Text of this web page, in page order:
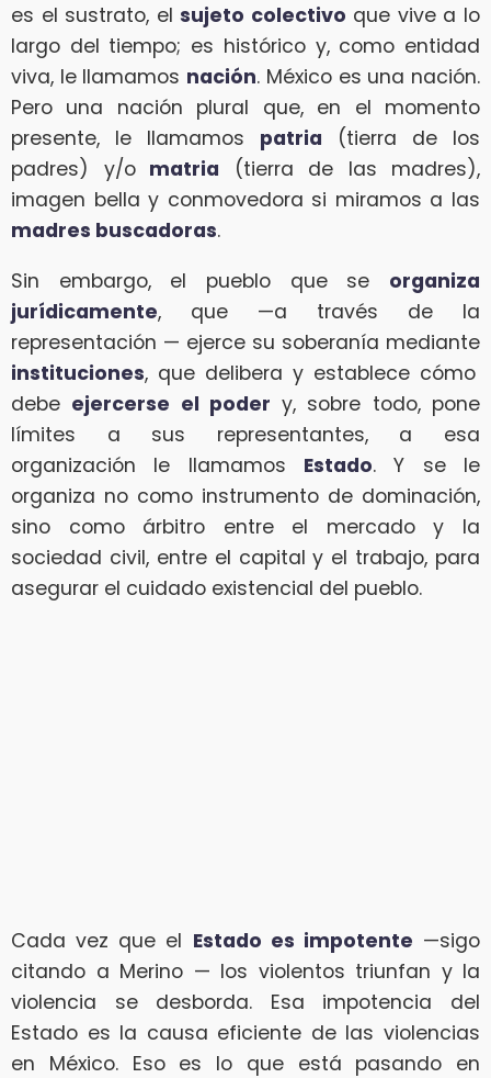
es el sustrato, elsujeto colectivo que vive a lo
largo del tiempo; es histórico y, como entidad
viva, le llamamos nación. México es una nación.
Pero una nación plural que, en el momento
presente, le llamamos patria (tierra de los
padres) y/omatria (tierra de las madres),
imagen bella y conmovedora si miramos a las
madres buscadoras.
Sin embargo, el pueblo que se organiza
jurídicamente, que —a través de la
representación — ejerce su soberanía mediante
instituciones, que delibera y establece cómo
debe ejercerse el poder y, sobre todo, pone
límites a sus representantes, a esa
organización le llamamos Estado. Y se le
organiza no como instrumento de dominación,
sino como árbitro entre el mercado y la
sociedad civil, entre el capital y el trabajo, para
asegurar el cuidado existencial del pueblo.
Cada vez que el Estado es impotente —sigo
citando a Merino — los violentos triunfan y la
violencia se desborda. Esa impotencia del
Estado es la causa eficiente de las violencias
en México. Eso es lo que está pasando en